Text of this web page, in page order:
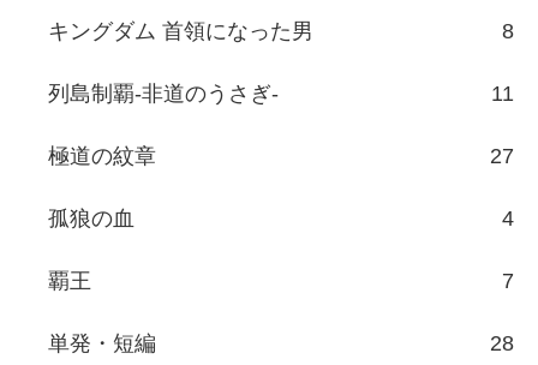
キングダム 首領になった男 8
列島制覇-非道のうさぎ- 11
極道の紋章 27
孤狼の血 4
覇王 7
単発・短編 28